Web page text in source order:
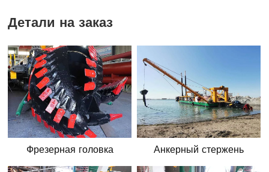
Детали на заказ
Фрезерная головка Анкерный стержень